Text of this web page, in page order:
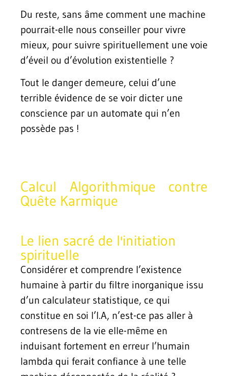
Du reste, sans âme comment une machine
pourrait-elle nous conseiller pour vivre
mieux, pour suivre spirituellement une voie
d’éveil ou d’évolution existentielle ?
Tout le danger demeure, celui d’une
terrible évidence de se voir dicter une
conscience par un automate qui n’en
possède pas !
Calcul Algorithmique contre
Quête Karmique
Le lien sacré de l'initiation
spirituelle
Considérer et comprendre l’existence
humaine à partir du filtre inorganique issu
d’un calculateur statistique, ce qui
constitue en soi l’I.A, n’est-ce pas aller à
contresens de la vie elle-même en
induisant fortement en erreur l’humain
lambda qui ferait confiance à une telle